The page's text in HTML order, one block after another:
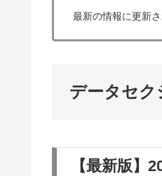
最新の情報に更新
データセク
【最新版】